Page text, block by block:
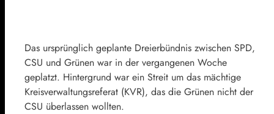
Das ursprünglich geplante Dreierbündnis zwischen SPD,
CSU und Grünen war in der vergangenen Woche
geplatzt. Hintergrund war ein Streit um das mächtige
Kreisverwaltungsreferat (KVR), das die Grünen nicht der
CSU überlassen wollten.